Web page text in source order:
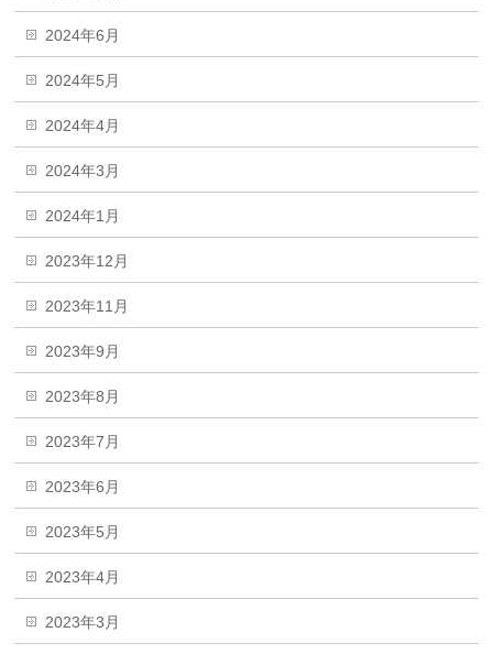
2024年6月
2024年5月
2024年4月
2024年3月
2024年1月
2023年12月
2023年11月
2023年9月
2023年8月
2023年7月
2023年6月
2023年5月
2023年4月
2023年3月